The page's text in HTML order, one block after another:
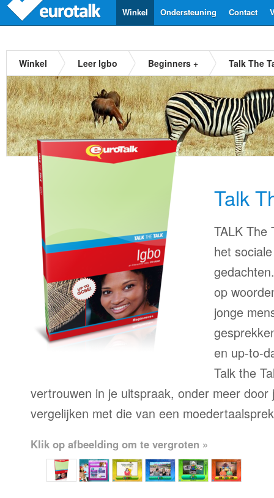
Contact
Ondersteuning
Winkel
Winkel Leer Igbo Beginners + Talk The
Talk
TALK The
het
op
jonge
en up-to-
Talk the
vertrouwen in je uitspraak, onder meer
vergelijken met die van een
Klik op afbeelding om te vergroten »